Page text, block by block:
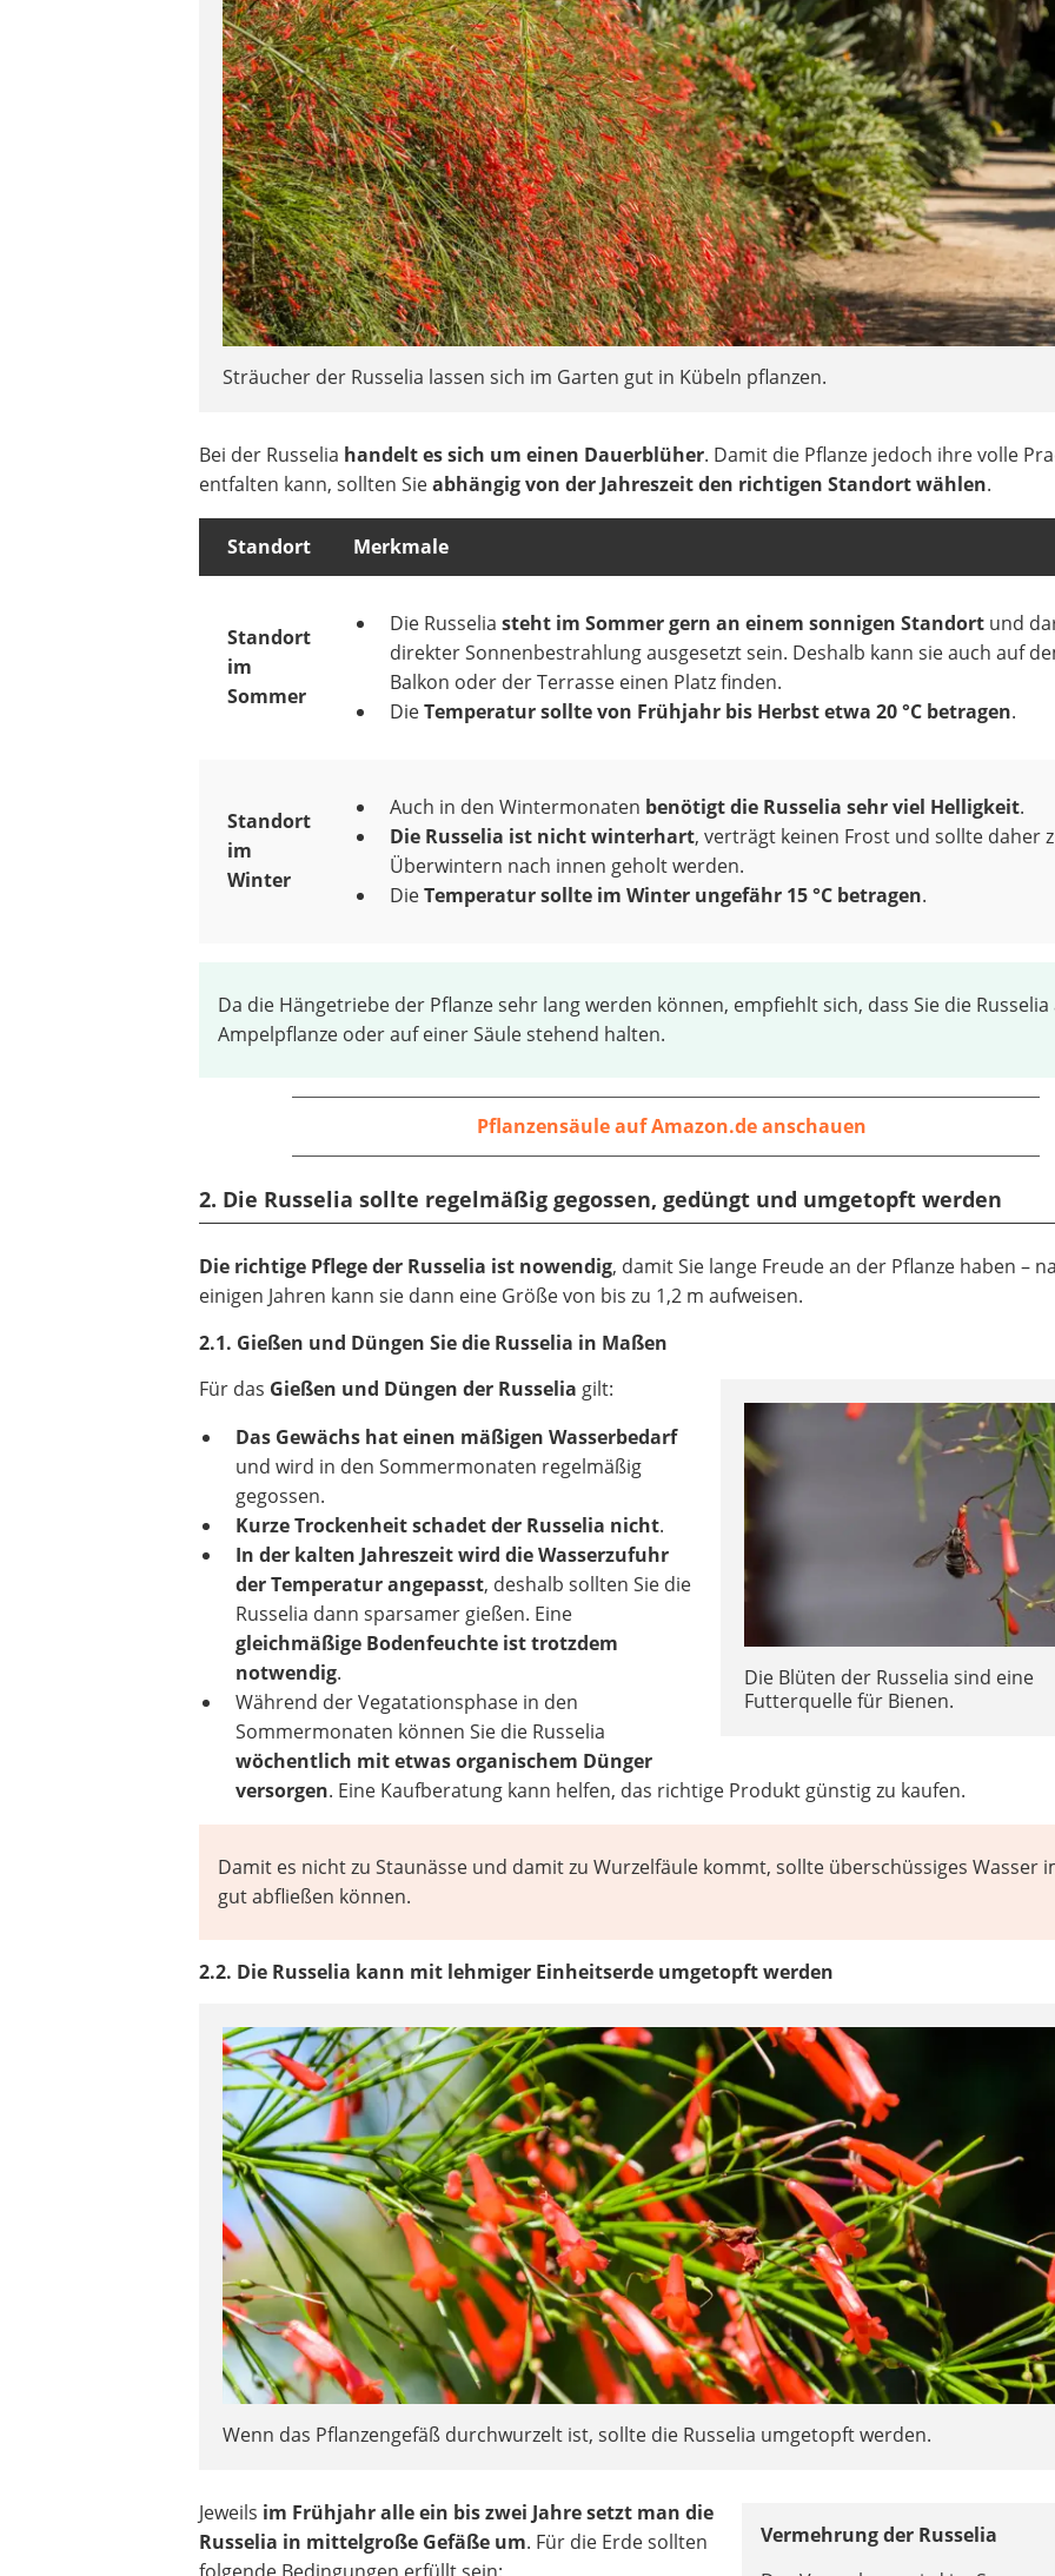
Sträucher der Russelia lassen sich im Garten gut in Kübeln pflanzen.
Bei der Russelia handelt es sich um einen Dauerblüher. Damit die Pflanze jedoch ihre volle
entfalten kann, sollten Sieabhängig von der Jahreszeit den richtigen Standort wählen.
Standort Merkmale
Standort
im
Sommer
Die Russelia steht im Sommer gern an einem sonnigen Standortund
direkter Sonnenbestrahlung ausgesetzt sein. Deshalb kann sie auch auf
Balkon oder der Terrasse einen Platz finden.
DieTemperatur sollte von Frühjahr bis Herbst etwa 20 °C betragen.
Standort
im
Winter
Auch in den Wintermonaten benötigt die Russelia sehr viel Helligkeit.
Die Russelia ist nicht winterhart, verträgt keinen Frost und sollte daher
Überwintern nach innen geholt werden.
DieTemperatur sollte im Winter ungefähr 15 °C betragen.
Da die Hängetriebe der Pflanze sehr lang werden können, empfiehlt sich, dass Sie die Russelia
Ampelpflanze oder auf einer Säule stehend halten.
Pflanzensäule auf Amazon.de anschauen
2. Die Russelia sollte regelmäßig gegossen, gedüngt und umgetopft werden
Die richtige Pflege der Russelia ist nowendig, damit Sie lange Freude an der Pflanze haben –
einigen Jahren kann sie dann eine Größe von bis zu 1,2 m aufweisen.
2.1. Gießen und Düngen Sie die Russelia in Maßen
Die Blüten der Russelia sind eine
Futterquelle für Bienen.
Für das Gießen und Düngen der Russelia gilt:
Das Gewächs hat einen mäßigen Wasserbedarf
und wird in den Sommermonaten regelmäßig
gegossen.
Kurze Trockenheit schadet der Russelia nicht.
In der kalten Jahreszeit wird die Wasserzufuhr
der Temperatur angepasst, deshalb sollten Sie die
Russelia dann sparsamer gießen. Eine
gleichmäßige Bodenfeuchte ist trotzdem
notwendig.
Während der Vegatationsphase in den
Sommermonaten können Sie die Russelia
wöchentlich mit etwas organischem Dünger
versorgen. Eine Kaufberatung kann helfen, das richtige Produkt günstig zu kaufen.
Damit es nicht zu Staunässe und damit zu Wurzelfäule kommt, sollte überschüssiges Wasser
gut abfließen können.
2.2. Die Russelia kann mit lehmiger Einheitserde umgetopft werden
Wenn das Pflanzengefäß durchwurzelt ist, sollte die Russelia umgetopft werden.
Vermehrung der Russelia
Jeweils im Frühjahr alle ein bis zwei Jahre setzt man die
Russelia in mittelgroße Gefäße um. Für die Erde sollten